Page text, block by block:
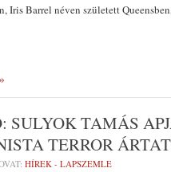
Barrel néven született
SULYOK TAMÁS
TERROR
HÍREK - LAPSZEMLE